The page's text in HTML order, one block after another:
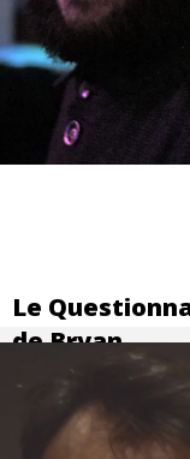
Le
de Bryan
Wetstein,
encreur,
et lettreur